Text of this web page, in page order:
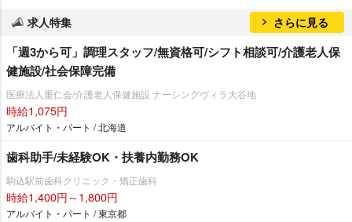
求人特集 さらに見る
「週3から可」調理スタッフ/無資格可/シフト相談可/介護老人保
健施設/社会保障完備
医療法人重仁会/介護老人保健施設 ナーシングヴィラ大谷地
時給1,075円
アルバイト・パート / 北海道
歯科助手/未経験OK・扶養内勤務OK
駒込駅前歯科クリニック・矯正歯科
時給1,400円～1,800円
アルバイト・パート / 東京都